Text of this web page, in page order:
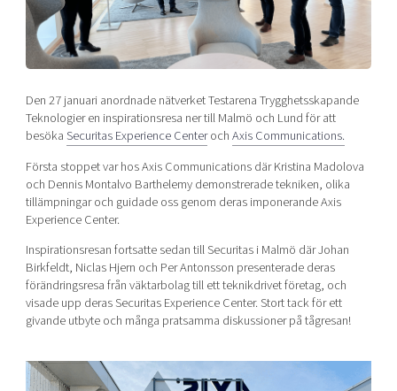
Shaping cities and regions
East Sweden Tech Women
Reversed mentorship
Current offers and activities
Upscaling
Talent & skills
Startup & industry collaboration
Offers to boost your business
Funding opportunities
Our community of companies
Projects
Publications
Project toolbox
Our clusters
Reach out to us
Locations
Today's lunch in Mjärdevi
Den 27 januari anordnade nätverket Testarena Trygghetsskapande
Teknologier en inspirationsresa ner till Malmö och Lund för att
besökaSecuritas Experience CenterochAxis Communications.
Första stoppet var hos Axis Communications där Kristina Madolova
och Dennis Montalvo Barthelemy demonstrerade tekniken, olika
tillämpningar och guidade oss genom deras imponerande Axis
Experience Center.
Inspirationsresan fortsatte sedan till Securitas i Malmö där Johan
Birkfeldt, Niclas Hjern och Per Antonsson presenterade deras
förändringsresa från väktarbolag till ett teknikdrivet företag, och
visade upp deras Securitas Experience Center. Stort tack för ett
givande utbyte och många pratsamma diskussioner på tågresan!